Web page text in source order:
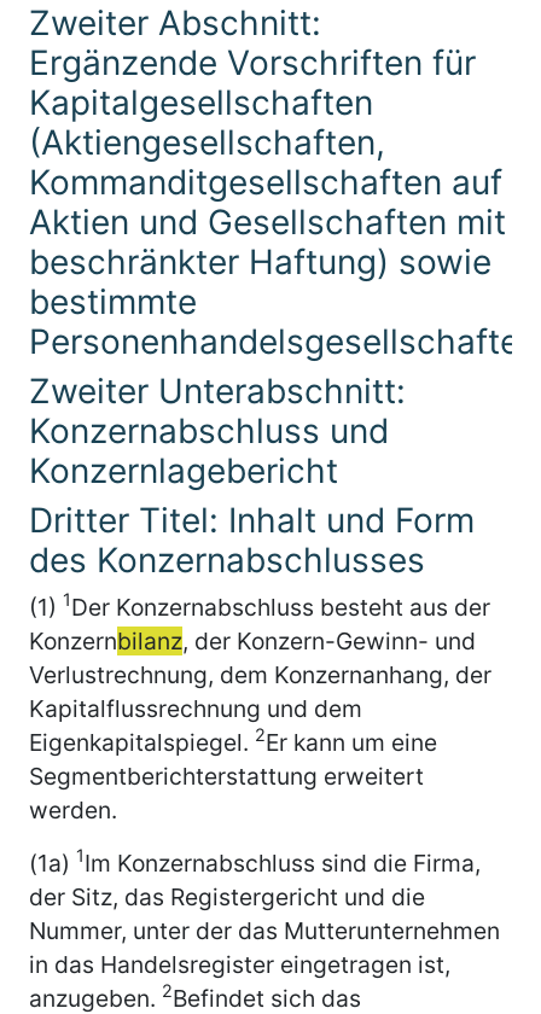
Zweiter Abschnitt:
Ergänzende Vorschriften für
Kapitalgesellschaften
(Aktiengesellschaften,
Kommanditgesellschaften auf
Aktien und Gesellschaften mit
beschränkter Haftung) sowie
bestimmte
Personenhandelsgesellschaften
Zweiter Unterabschnitt:
Konzernabschluss und
Konzernlagebericht
Dritter Titel: Inhalt und Form
des Konzernabschlusses
(1) 1Der Konzernabschluss besteht aus der
Konzernbilanz, der Konzern-Gewinn- und
Verlustrechnung, dem Konzernanhang, der
Kapitalflussrechnung und dem
Eigenkapitalspiegel. 2Er kann um eine
Segmentberichterstattung erweitert
werden.
(1a) 1Im Konzernabschluss sind die Firma,
der Sitz, das Registergericht und die
Nummer, unter der das Mutterunternehmen
in das Handelsregister eingetragen ist,
anzugeben. 2Befindet sich das